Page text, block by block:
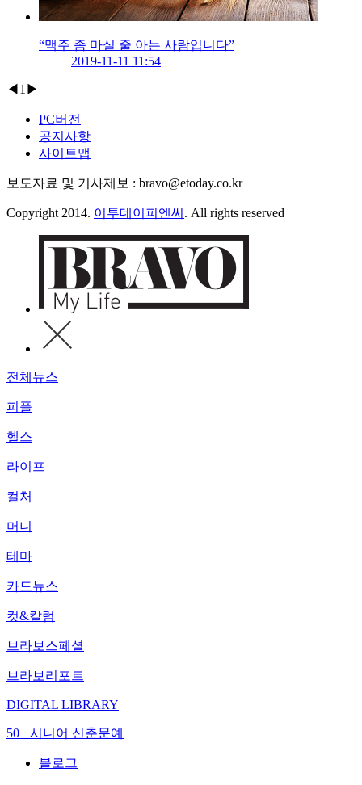
“맥주 좀 마실 줄 아는 사람입니다”
2019-11-11 11:54
◀ 1 ▶
PC버전
공지사항
사이트맵
보도자료 및 기사제보 : bravo@etoday.co.kr
Copyright 2014. 이투데이피엔씨 . All rights reserved
전체뉴스
피플
헬스
라이프
컬처
머니
테마
카드뉴스
컷&칼럼
브라보스페셜
브라보리포트
DIGITAL LIBRARY
50+ 시니어 신춘문예
블로그